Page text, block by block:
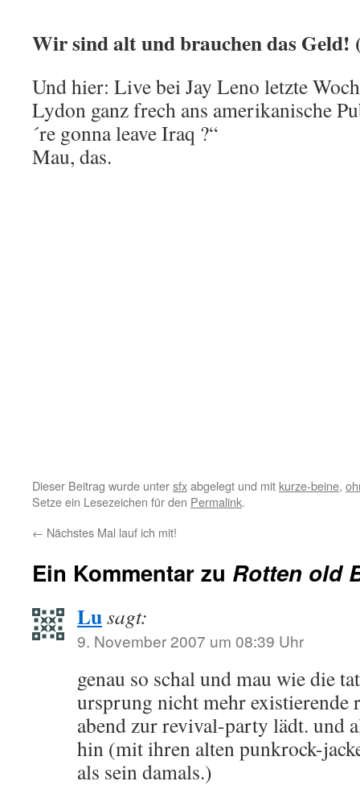
Wir sind alt und brauchen das Geld!
Und hier: Live bei Jay Leno letzte
Lydon ganz frech ans amerikanische
´re gonna leave Iraq ?“
Mau, das.
Dieser Beitrag wurde untersfxabgelegt und mit kurze-beine,
Setze ein Lesezeichen für den Permalink.
← Nächstes Mal lauf ich mit!
Ein Kommentar zu Rotten old
Lusagt:
9. November 2007 um 08:39 Uhr
genau so schal und mau wie die
ursprung nicht mehr existierende
abend zur revival-party lädt. und
hin (mit ihren alten punkrock-
als sein damals.)